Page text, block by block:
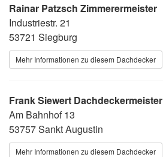
Rainar Patzsch Zimmerermeister
Industriestr. 21
53721 Siegburg
Mehr Informationen zu diesem Dachdecker
Frank Siewert Dachdeckermeister
Am Bahnhof 13
53757 Sankt Augustin
Mehr Informationen zu diesem Dachdecker